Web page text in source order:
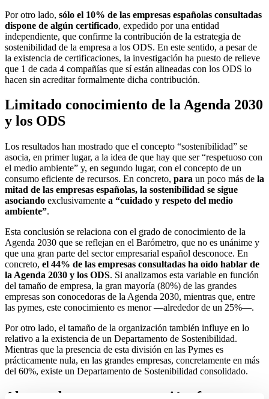
Por otro lado, sólo el 10% de las empresas españolas consultadas
dispone de algún certificado, expedido por una entidad
independiente, que confirme la contribución de la estrategia de
sostenibilidad de la empresa a los ODS. En este sentido, a pesar de
la existencia de certificaciones, la investigación ha puesto de relieve
que 1 de cada 4 compañías que sí están alineadas con los ODS lo
hacen sin acreditar formalmente dicha contribución.
Limitado conocimiento de la Agenda 2030
y los ODS
Los resultados han mostrado que el concepto “sostenibilidad” se
asocia, en primer lugar, a la idea de que hay que ser “respetuoso con
el medio ambiente” y, en segundo lugar, con el concepto de un
consumo eficiente de recursos. En concreto, para un poco más de la
mitad de las empresas españolas, la sostenibilidad se sigue
asociando exclusivamente a “cuidado y respeto del medio
ambiente”.
Esta conclusión se relaciona con el grado de conocimiento de la
Agenda 2030 que se reflejan en el Barómetro, que no es unánime y
que una gran parte del sector empresarial español desconoce. En
concreto, el 44% de las empresas consultadas ha oído hablar de
la Agenda 2030 y los ODS. Si analizamos esta variable en función
del tamaño de empresa, la gran mayoría (80%) de las grandes
empresas son conocedoras de la Agenda 2030, mientras que, entre
las pymes, este conocimiento es menor ―alrededor de un 25%―.
Por otro lado, el tamaño de la organización también influye en lo
relativo a la existencia de un Departamento de Sostenibilidad.
Mientras que la presencia de esta división en las Pymes es
prácticamente nula, en las grandes empresas, concretamente en más
del 60%, existe un Departamento de Sostenibilidad consolidado.